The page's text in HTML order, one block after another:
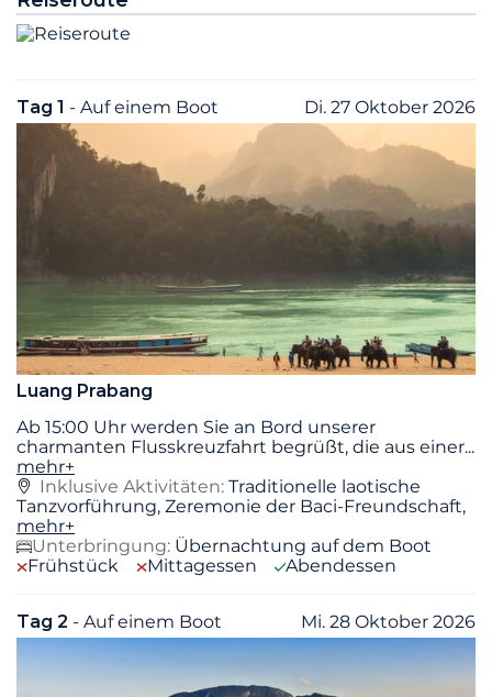
Tag 1 - Auf einem Boot Di. 27 Oktober 2026
Luang Prabang
Ab 15:00 Uhr werden Sie an Bord unserer
charmanten Flusskreuzfahrt begrüßt, die aus einer...
mehr+
Inklusive Aktivitäten: Traditionelle laotische
Tanzvorführung, Zeremonie der Baci-Freundschaft,
mehr+
Unterbringung: Übernachtung auf dem Boot
Frühstück
Mittagessen Abendessen
Tag 2 - Auf einem Boot Mi. 28 Oktober 2026